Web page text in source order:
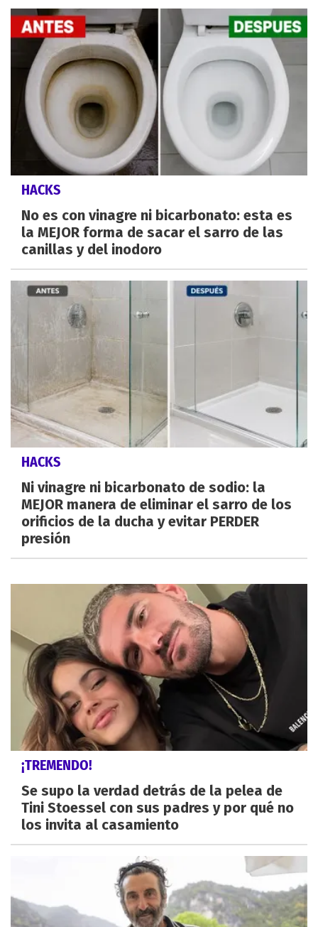
HACKS
No es con vinagre ni bicarbonato: esta es
la MEJOR forma de sacar el sarro de las
canillas y del inodoro
HACKS
Ni vinagre ni bicarbonato de sodio: la
MEJOR manera de eliminar el sarro de los
orificios de la ducha y evitar PERDER
presión
¡TREMENDO!
Se supo la verdad detrás de la pelea de
Tini Stoessel con sus padres y por qué no
los invita al casamiento